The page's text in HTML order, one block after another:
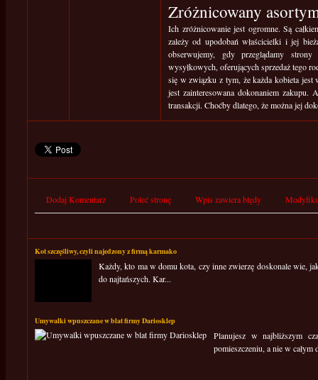
Zróżnicowany
Ich zróżnicowanie jest ogromne. Są
zależy od upodobań właścicielki i jej
obserwujemy, gdy przeglądamy
wysyłkowych, oferujących sprzedaż tego
się w związku z tym, że każda kobieta
jest zainteresowana dokonaniem zakupu.
transakcji. Choćby dlatego, że można jej
Dodaj Komentarz Poleć stronę Wpis zawiera błędy
Kot szczęśliwy, czyli najedzony z firmą karmako
Każdy, kto ma w domu kota, czy inne zwierzę doskonale wie,
do najtańszych. Kar...
Umywalki wpuszczane w blat firmy Dariosklep
Planujesz w najbliższym
pomieszczeniu, a nie w